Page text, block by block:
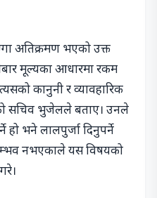
अतिक्रमण भएको उक्त
मूल्यका आधारमा रकम
कानुनी र व्यावहारिक
सचिव भुजेलले बताए। उनले
हो भने लालपुर्जा दिनुपर्ने
नभएकाले यस विषयको